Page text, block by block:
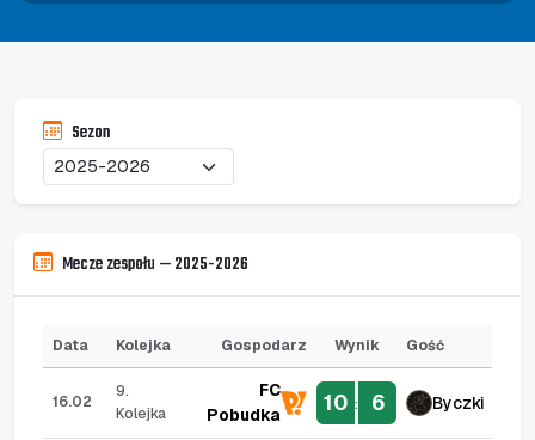
Sezon
Mecze zespołu — 2025-2026
Data Kolejka Gospodarz Wynik Gość
16.02
9.
Kolejka
FC
Pobudka
10 : 6 Byczki